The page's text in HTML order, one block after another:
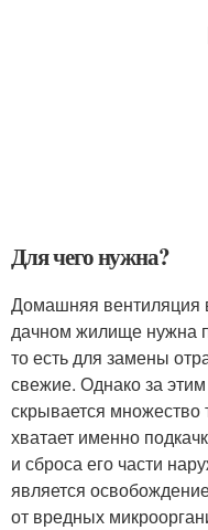
Для чего нужна?
Домашняя вентиляция
дачном жилище нужна
то есть для замены
свежие. Однако за
скрывается множество
хватает именно
и сброса его части
является
от вредных